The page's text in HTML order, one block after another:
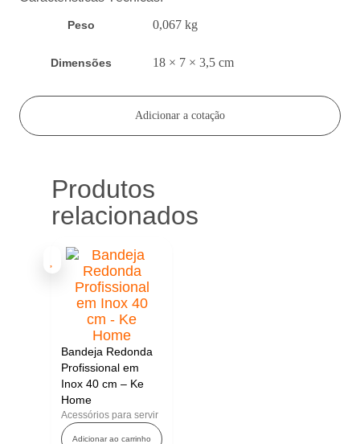
Peso 0,067 kg
Dimensões 18 × 7 × 3,5 cm
Adicionar a cotação
Produtos
relacionados
Bandeja Redonda
Profissional em
Inox 40 cm – Ke
Home
Acessórios para servir
Adicionar ao carrinho